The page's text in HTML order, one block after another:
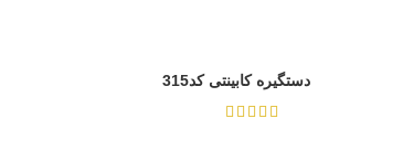
دستگیره کابینتی کد315